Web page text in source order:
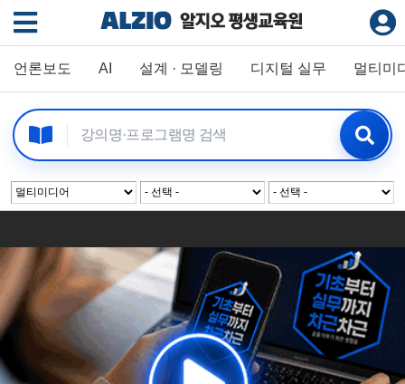
언론보도 AI 설계 · 모델링 디지털 실무 멀티미